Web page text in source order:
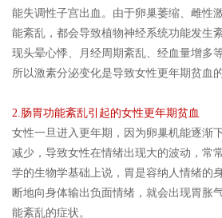
能失调性子宫出血。由于卵巢萎缩、雌性
能紊乱，都会导致植物神经系统功能发生
现头晕心悸、月经周期紊乱、经血量增多
所以激素分泌变化是导致女性更年期贫血
2.肠胃功能紊乱引起的女性更年期贫血
女性一旦进入更年期，因为卵巢机能逐渐
减少，导致女性在情绪出现大的波动，常
学的生物学基础上说，胃是容纳人情绪的
断地向身体输出负面情绪，就会出现胃胀
能紊乱的症状。